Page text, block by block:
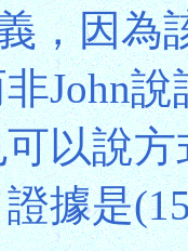
，因為
John
以說
據是